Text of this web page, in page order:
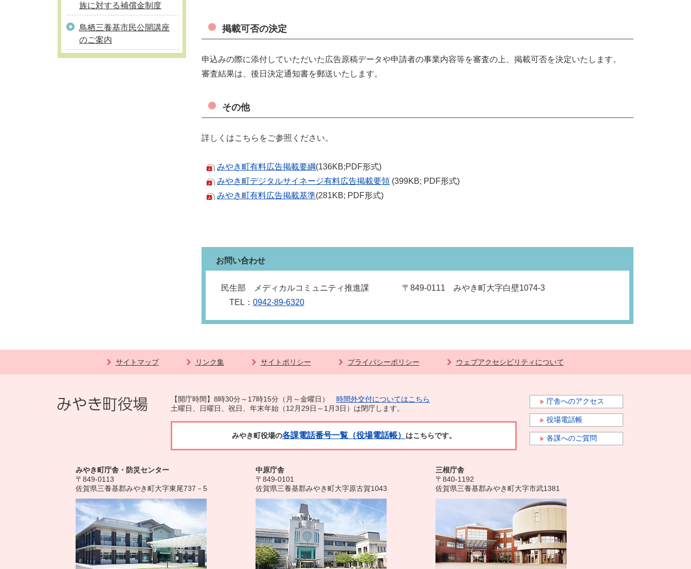
族に対する補償金制度
鳥栖三養基市民公開講座
のご案内
掲載可否の決定
申込みの際に添付していただいた広告原稿データや申請者の事業内容等を審査の上、掲載可否を決定いたします。
審査結果は、後日決定通知書を郵送いたします。
その他
詳しくはこちらをご参照ください。
みやき町有料広告掲載要綱(136KB;PDF形式)
みやき町デジタルサイネージ有料広告掲載要領 (399KB; PDF形式)
みやき町有料広告掲載基準(281KB; PDF形式)
お問い合わせ
民生部 メディカルコミュニティ推進課 〒849‐0111 みやき町大字白壁1074-3
TEL： 0942‐89‐6320
サイトマップ リンク集 サイトポリシー プライバシーポリシー ウェブアクセシビリティについて
【開庁時間】8時30分～17時15分（月～金曜日） 時間外交付についてはこちら
土曜日、日曜日、祝日、年末年始（12月29日～1月3日）は閉庁します。
みやき町役場の各課電話番号一覧（役場電話帳） はこちらです。
庁舎へのアクセス
役場電話帳
各課へのご質問
みやき町庁舎・防災センター
〒849-0113
佐賀県三養基郡みやき町大字東尾737－5
中原庁舎
〒849-0101
佐賀県三養基郡みやき町大字原古賀1043
三根庁舎
〒840-1192
佐賀県三養基郡みやき町大字市武1381